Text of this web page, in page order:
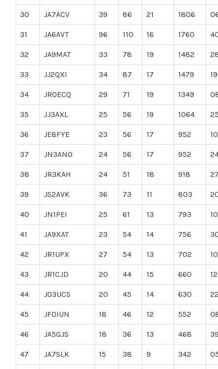
30 JA7ACV 39 86 21 1806
31 JA6AVT 96 110 16 1760
32 JA9MAT 33 78 19 1482
33 JJ2QXI 34 87 17 1479 19
34 JR0ECQ 29 71 19 1349
35 JJ3AXL 25 56 19 1064
36 JE8FYE 23 56 17 952
37 JN3ANO 24 56 17 952
38 JR3KAH 24 51 18 918
39 JS2AVK 36 73 11 803
40 JN1PEI 25 61 13 793 10
41 JA9XAT 23 54 14 756
42 JR1UPX 27 54 13 702 10
43 JR1CJD 20 44 15 660 12
44 JO3UCS 20 45 14 630
45 JF0IUN 18 46 12 552
46 JA5GJS 18 36 13 468
47 JA7SLK 15 38 9 342